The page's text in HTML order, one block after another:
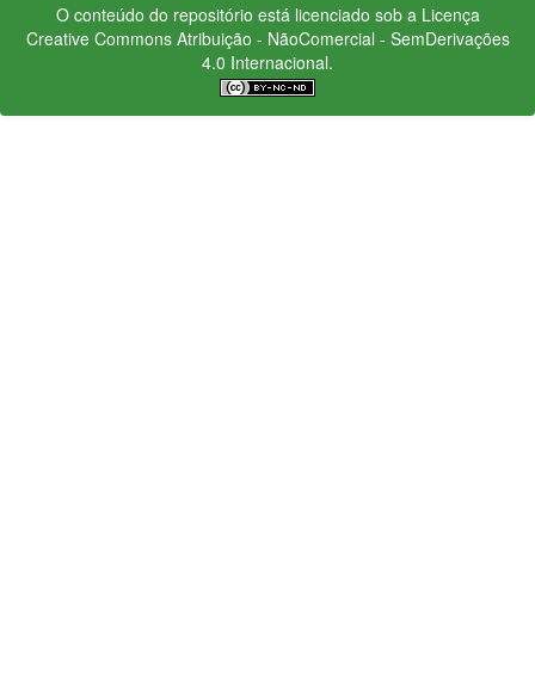
O conteúdo do repositório está licenciado sob a Licença
Creative CommonsAtribuição - NãoComercial - SemDerivações
4.0 Internacional.